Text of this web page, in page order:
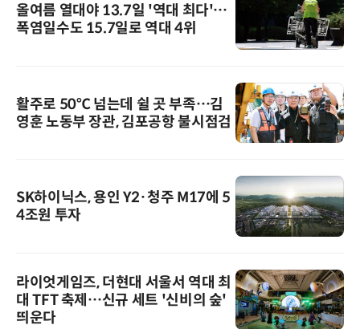
올여름 열대야 13.7일 '역대 최다'…
폭염일수도 15.7일로 역대 4위
활주로 50℃ 넘는데 쉴 곳 부족…김
영훈 노동부 장관, 김포공항 불시점검
SK하이닉스, 용인 Y2·청주 M17에 5
4조원 투자
라이엇게임즈, 더현대 서울서 역대 최
대 TFT 축제…신규 세트 '신비의 숲'
띄운다